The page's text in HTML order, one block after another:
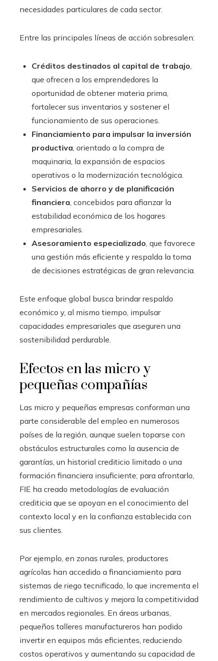
necesidades particulares de cada sector.
Entre las principales líneas de acción sobresalen:
Créditos destinados al capital de trabajo,
que ofrecen a los emprendedores la
oportunidad de obtener materia prima,
fortalecer sus inventarios y sostener el
funcionamiento de sus operaciones.
Financiamiento para impulsar la inversión
productiva, orientado a la compra de
maquinaria, la expansión de espacios
operativos o la modernización tecnológica.
Servicios de ahorro y de planificación
financiera, concebidos para afianzar la
estabilidad económica de los hogares
empresariales.
Asesoramiento especializado, que favorece
una gestión más eficiente y respalda la toma
de decisiones estratégicas de gran relevancia.
Este enfoque global busca brindar respaldo
económico y, al mismo tiempo, impulsar
capacidades empresariales que aseguren una
sostenibilidad perdurable.
Efectos en las micro y
pequeñas compañías
Las micro y pequeñas empresas conforman una
parte considerable del empleo en numerosos
países de la región, aunque suelen toparse con
obstáculos estructurales como la ausencia de
garantías, un historial crediticio limitado o una
formación financiera insuficiente; para afrontarlo,
FIE ha creado metodologías de evaluación
crediticia que se apoyan en el conocimiento del
contexto local y en la confianza establecida con
sus clientes.
Por ejemplo, en zonas rurales, productores
agrícolas han accedido a financiamiento para
sistemas de riego tecnificado, lo que incrementa el
rendimiento de cultivos y mejora la competitividad
en mercados regionales. En áreas urbanas,
pequeños talleres manufactureros han podido
invertir en equipos más eficientes, reduciendo
costos operativos y aumentando su capacidad de